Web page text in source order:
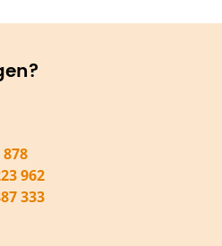
962
333